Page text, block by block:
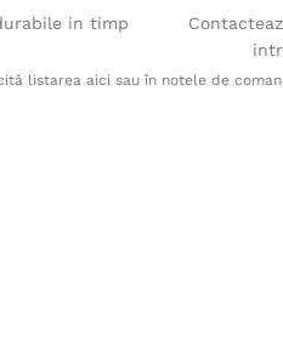
in timp
listarea aici sau în notele de